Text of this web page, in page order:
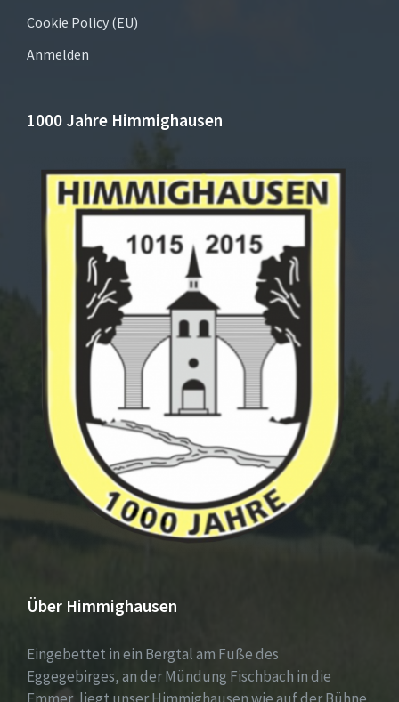
Cookie Policy (EU)
Anmelden
1000 Jahre Himmighausen
Über Himmighausen
Eingebettet in ein Bergtal am Fuße des
Eggegebirges, an der Mündung Fischbach in die